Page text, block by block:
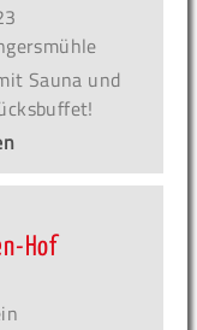
Sauna und
Hof